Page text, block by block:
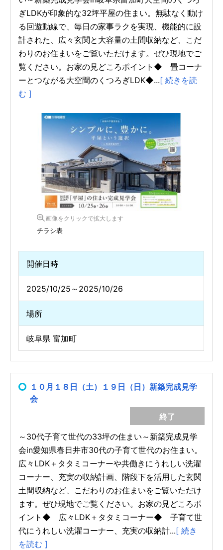
ぎLDKが印象的な32坪平屋の住まい。無駄なく動け
る回遊動線で、毎日の家事ラクを実現、機能的に設
計された、広々玄関と大容量の土間収納など、こだ
わりのお住まいをご覧いただけます。ぜひ現地でご
覧ください。お家の見どころポイント◆ 畳コーナ
ーとつながる大空間のくつろぎLDK◆...[ 続きを読
む ]
画像をクリックで拡大します
チラシ表
開催日時
2025/10/25～2025/10/26
場所
岐阜県 富加町
１０月１８日（土）１９日（日）新築完成見学
会
終了
～30代子育て世代の33坪の住まい～新築完成見学
会in愛知県春日井市30代の子育て世代のお住まい。
広々LDK＋タタミコーナーや共働きにうれしい洗濯
コーナー、充実の収納計画、階段下を活用した玄関
土間収納など、こだわりのお住まいをご覧いただけ
ます。ぜひ現地でご覧ください。お家の見どころポ
イント◆ 広々LDK＋タタミコーナー◆ 子育て世
代にうれしい洗濯コーナー、充実の収納計...[ 続き
を読む ]